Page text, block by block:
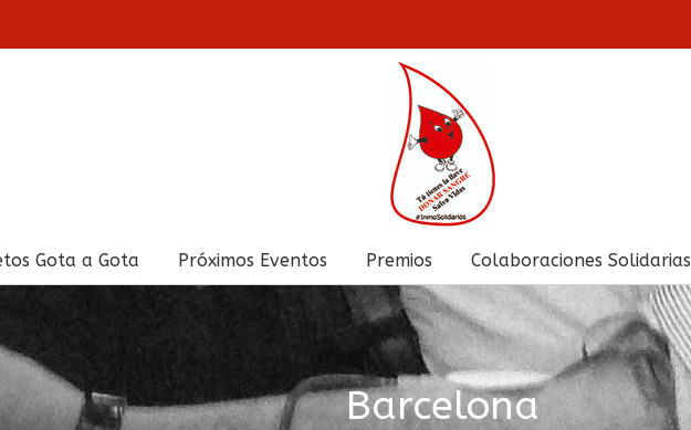
Gota a Gota Próximos Eventos Premios Colaboraciones Solidarias
Barcelona